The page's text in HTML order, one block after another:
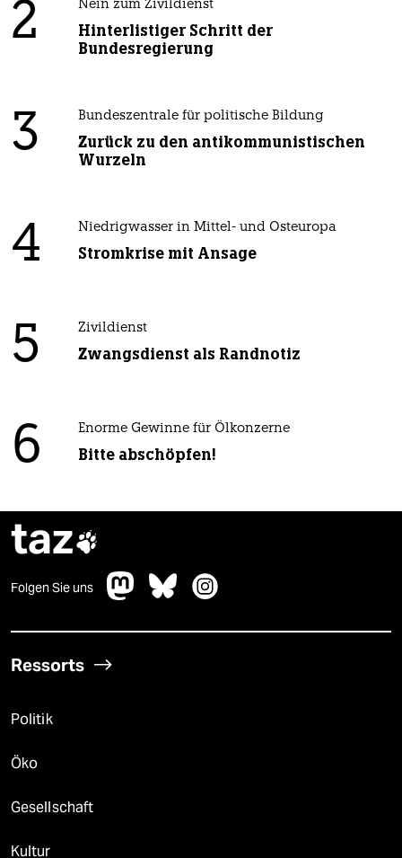
2 Nein zum Zivildienst
Hinterlistiger Schritt der
Bundesregierung
3 Bundeszentrale für politische Bildung
Zurück zu den antikommunistischen
Wurzeln
4 Niedrigwasser in Mittel- und Osteuropa
Stromkrise mit Ansage
5 Zivildienst
Zwangsdienst als Randnotiz
6 Enorme Gewinne für Ölkonzerne
Bitte abschöpfen!
taz
Folgen Sie uns
Ressorts
Politik
Öko
Gesellschaft
Kultur